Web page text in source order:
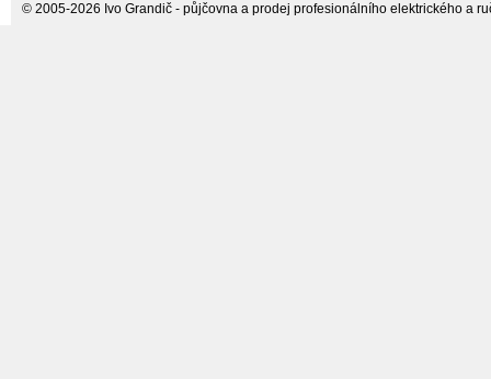
© 2005-2026 Ivo Grandič - půjčovna a prodej profesionálního elektrického a